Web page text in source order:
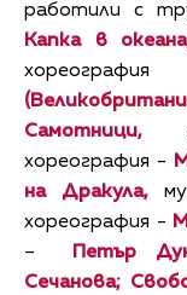
работили с
Капка в
Самотници,
хореография -
на Дракула,
хореография -
–
Петър
Сечанова;